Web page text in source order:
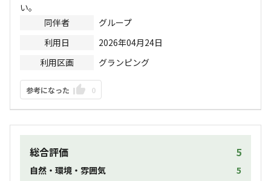
い。
同伴者
グループ
利用日
2026年04月24日
利用区画
グランピング
参考になった 0
総合評価 5
自然・環境・雰囲気
5